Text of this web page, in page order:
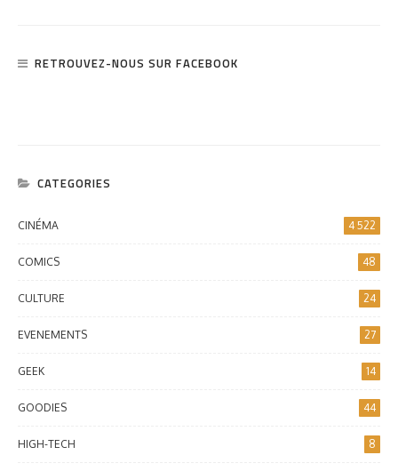
RETROUVEZ-NOUS SUR FACEBOOK
CATEGORIES
CINÉMA 4 522
COMICS 48
CULTURE 24
EVENEMENTS 27
GEEK 14
GOODIES 44
HIGH-TECH 8